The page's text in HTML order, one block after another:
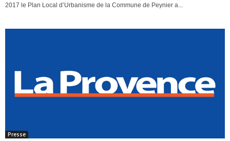
2017 le Plan Local d’Urbanisme de la Commune de Peynier a...
Presse